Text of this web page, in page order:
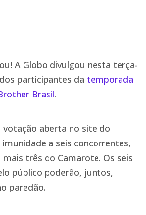
A Globo divulgou nesta terça-
participantes da temporada
Brasil.
votação aberta no site do
imunidade a seis concorrentes,
três do Camarote. Os seis
público poderão, juntos,
paredão.